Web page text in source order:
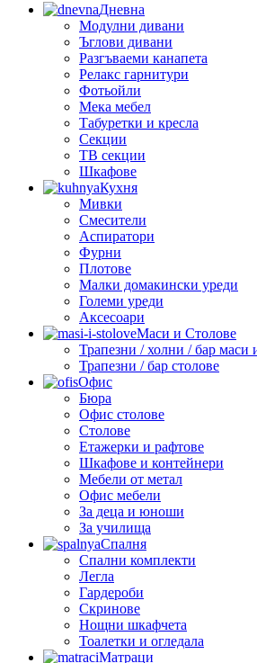
Дневна
Модулни дивани
Ъглови дивани
Разгъваеми канапета
Релакс гарнитури
Фотьойли
Мека мебел
Табуретки и кресла
Секции
ТВ секции
Шкафове
Кухня
Мивки
Смесители
Аспиратори
Фурни
Плотове
Малки домакински уреди
Големи уреди
Аксесоари
Маси и Столове
Трапезни / холни / бар маси
Трапезни / бар столове
Офис
Бюра
Офис столове
Столове
Етажерки и рафтове
Шкафове и контейнери
Мебели от метал
Офис мебели
За деца и юноши
За училища
Спалня
Спални комплекти
Легла
Гардероби
Скринове
Нощни шкафчета
Тоалетки и огледала
Матраци